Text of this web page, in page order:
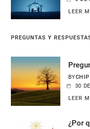
LEER
PREGUNTAS Y
BY
30
LEER
¿Por